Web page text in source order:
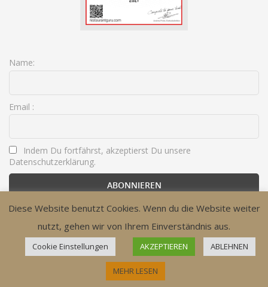
Name:
Email :
Indem Du fortfährst, akzeptierst Du unsere
Datenschutzerklärung.
Datenschutzverordnung
Diese Website benutzt Cookies. Wenn du die Website weiter
nutzt, gehen wir von Ihrem Einverständnis aus.
Cookie Einstellungen AKZEPTIEREN ABLEHNEN
MEHR LESEN